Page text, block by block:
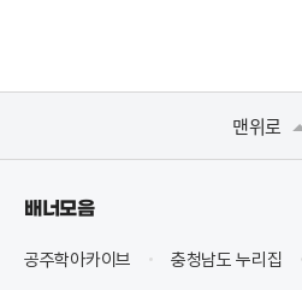
맨위로
배너모음
공주학아카이브 충청남도 누리집